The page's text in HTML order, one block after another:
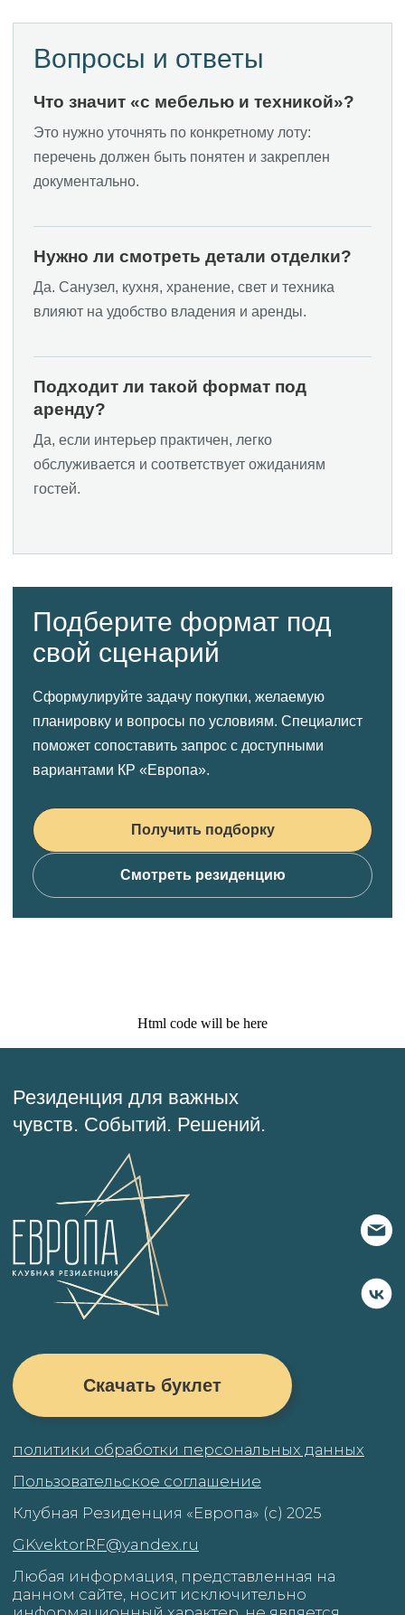
Вопросы и ответы
Что значит «с мебелью и техникой»?
Это нужно уточнять по конкретному лоту:
перечень должен быть понятен и закреплен
документально.
Нужно ли смотреть детали отделки?
Да. Санузел, кухня, хранение, свет и техника
влияют на удобство владения и аренды.
Подходит ли такой формат под
аренду?
Да, если интерьер практичен, легко
обслуживается и соответствует ожиданиям
гостей.
Подберите формат под
свой сценарий
Сформулируйте задачу покупки, желаемую
планировку и вопросы по условиям. Специалист
поможет сопоставить запрос с доступными
вариантами КР «Европа».
Получить подборку
Смотреть резиденцию
Html code will be here
данном сайте, носит исключительно
информационный характер, не является
ГК РФ.
GKvektorRF@yandex.ru